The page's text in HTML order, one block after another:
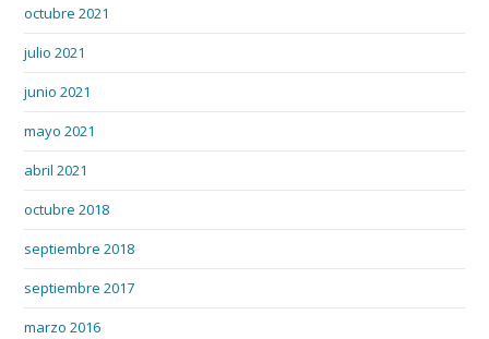
octubre 2021
julio 2021
junio 2021
mayo 2021
abril 2021
octubre 2018
septiembre 2018
septiembre 2017
marzo 2016